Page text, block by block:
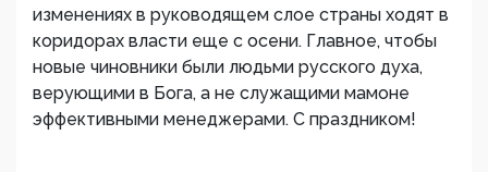
изменениях в руководящем слое страны ходят в
коридорах власти еще с осени. Главное, чтобы
новые чиновники были людьми русского духа,
верующими в Бога, а не служащими мамоне
эффективными менеджерами. С праздником!